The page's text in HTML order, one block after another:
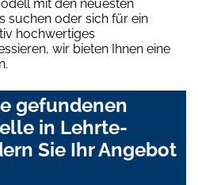
mit den neuesten
suchen oder sich für ein
hochwertiges
wir bieten Ihnen eine
gefundenen
in Lehrte-
Sie Ihr Angebot